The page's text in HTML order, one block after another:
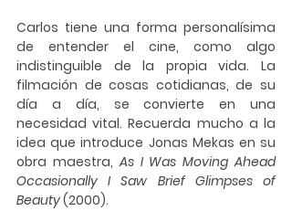
Carlos tiene una forma personalísima
de entender el cine, como algo
indistinguible de la propia vida. La
filmación de cosas cotidianas, de su
día a día, se convierte en una
necesidad vital. Recuerda mucho a la
idea que introduce Jonas Mekas en su
obra maestra, As I Was Moving Ahead
Occasionally I Saw Brief Glimpses of
Beauty (2000).